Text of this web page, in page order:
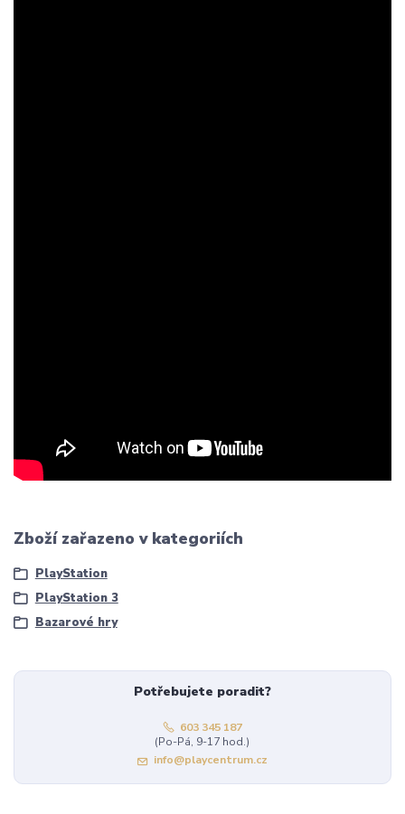
Zboží zařazeno v kategoriích
PlayStation
PlayStation 3
Bazarové hry
Potřebujete poradit?
603 345 187
(Po-Pá, 9-17 hod.)
info@playcentrum.cz